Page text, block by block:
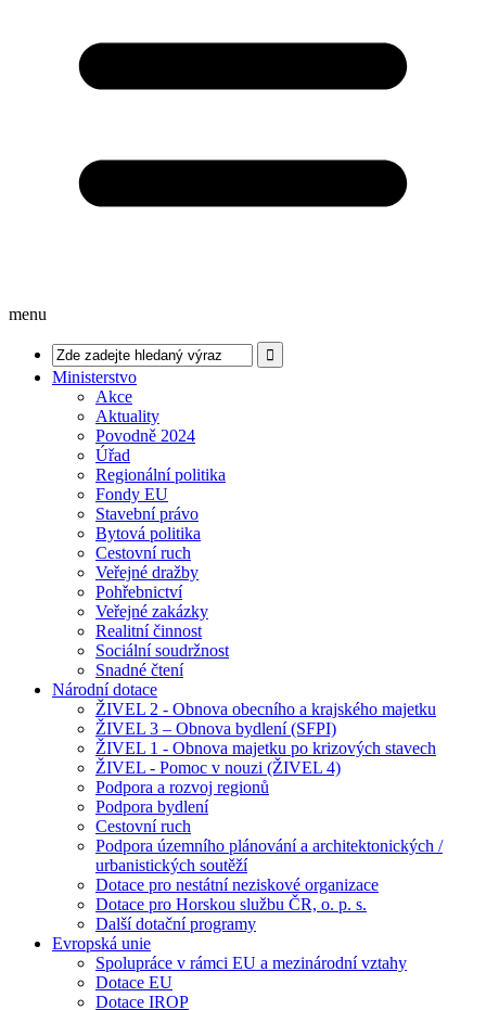
menu
Ministerstvo
Akce
Aktuality
Povodně 2024
Úřad
Regionální politika
Fondy EU
Stavební právo
Bytová politika
Cestovní ruch
Veřejné dražby
Pohřebnictví
Veřejné zakázky
Realitní činnost
Sociální soudržnost
Snadné čtení
Národní dotace
ŽIVEL 2 - Obnova obecního a krajského majetku
ŽIVEL 3 – Obnova bydlení (SFPI)
ŽIVEL 1 - Obnova majetku po krizových stavech
ŽIVEL - Pomoc v nouzi (ŽIVEL 4)
Podpora a rozvoj regionů
Podpora bydlení
Cestovní ruch
Podpora územního plánování a architektonických /
urbanistických soutěží
Dotace pro nestátní neziskové organizace
Dotace pro Horskou službu ČR, o. p. s.
Další dotační programy
Evropská unie
Spolupráce v rámci EU a mezinárodní vztahy
Dotace EU
Dotace IROP